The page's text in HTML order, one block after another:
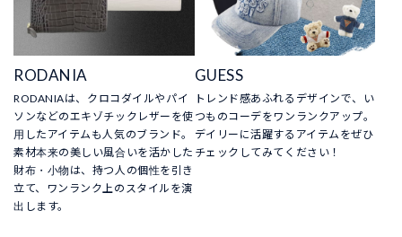
RODANIA
RODANIAは、クロコダイルやパイ
ソンなどのエキゾチックレザーを使
用したアイテムも人気のブランド。
素材本来の美しい風合いを活かした
財布・小物は、持つ人の個性を引き
立て、ワンランク上のスタイルを演
出します。
GUESS
トレンド感あふれるデザインで、い
つものコーデをワンランクアップ。
デイリーに活躍するアイテムをぜひ
チェックしてみてください！